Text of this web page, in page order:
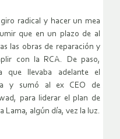
radical y hacer un mea
que en un plazo de al
las obras de reparación y
con la RCA. De paso,
que llevaba adelante el
y sumó al ex CEO de
para liderar el plan de
Lama, algún día, vez la luz.